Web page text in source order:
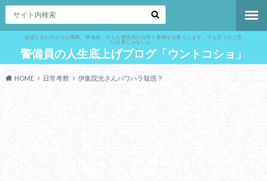
底辺と言われがちな職業、警備員。そんな警備員の日常と裏側をお教えします。でも言うほど悪
い仕事じゃないよ。
警備員の人生底上げブログ「ウントコショ」
HOME 日常考察 伊集院光さんパワハラ疑惑？